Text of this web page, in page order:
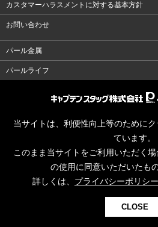
カスタマーハラスメントに対する基本方針
お問い合わせ
パール金属
パールライフ
当サイトは、利便性向上等のために
ています。
このまま当サイトをご利用いただく場
の使用に同意いただいたも
詳しくは、 プライバシーポリシー
CLOSE